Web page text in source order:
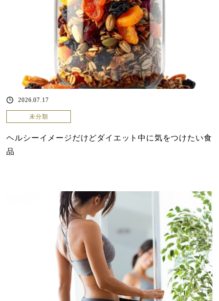
2026.07.17
未分類
ヘルシーイメージだけどダイエット中に気をつけたい食
品